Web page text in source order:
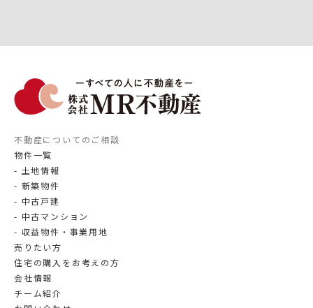
不動産についてのご相談
物件一覧
土地情報
新築物件
中古戸建
中古マンション
収益物件・事業用地
売りたい方
住宅の購入をお考えの方
会社情報
チーム紹介